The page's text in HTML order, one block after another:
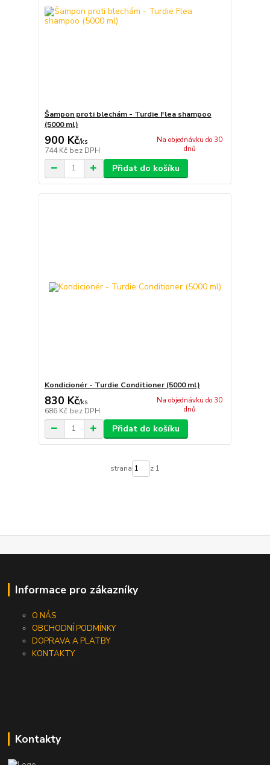
Šampon proti blechám - Turdie Flea shampoo
(5000 ml)
900 Kč/ks
744 Kč bez DPH
Na objednávku do 30
dnů
Přidat do košíku
Kondicionér - Turdie Conditioner (5000 ml)
830 Kč/ks
686 Kč bez DPH
Na objednávku do 30
dnů
Přidat do košíku
strana z 1
Informace pro zákazníky
O NÁS
OBCHODNÍ PODMÍNKY
DOPRAVA A PLATBY
KONTAKTY
Kontakty